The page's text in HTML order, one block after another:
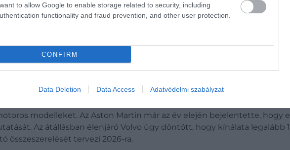
to allow Google to enable storage related to security, including
functionality and fraud prevention, and other user protection.
CONFIRM
Data Deletion Data Access Adatvédelmi szabályzat
függesztették fel a villanyautó-gyártási kapacitásának
modelleket. Az Aston Martin már az év elején bejelentette, hogy
Az átállásban élenjáró Volvo úgy döntött, hogy kínálata legalább
összeszerelését tervezi 2026-ra.